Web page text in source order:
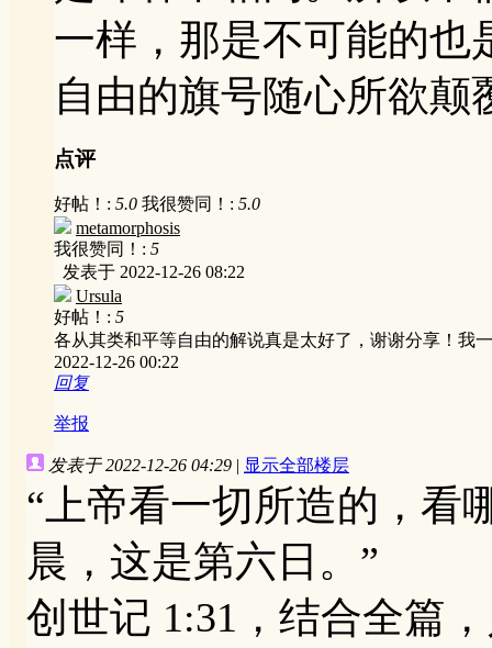
一样，那是不可能的也
自由的旗号随心所欲
点评
好帖！: 5.0 我很赞同！: 5.0
metamorphosis
我很赞同！: 5
发表于 2022-12-26 08:22
Ursula
好帖！: 5
各从其类和平等自由的解说真是太好了，谢谢分享！
2022-12-26 00:22
回复
举报
发表于 2022-12-26 04:29 | 显示全部楼层
“上帝看一切所造的，看
晨，这是第六日。”
创世记‬ ‭1‬:‭31‬，结合全篇